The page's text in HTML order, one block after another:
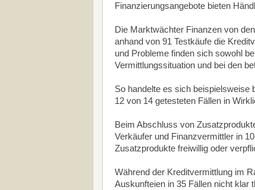
Finanzierungsangebote bieten
Die Marktwächter Finanzen von
anhand von 91 Testkäufe die
und Probleme finden sich sowohl
Vermittlungssituation und bei den
So handelte es sich beispielsweise
12 von 14 getesteten Fällen in
Beim Abschluss von
Verkäufer und Finanzvermittler in
Zusatzprodukte freiwillig oder
Während der Kreditvermittlung im
Auskunfteien in 35 Fällen nicht klar